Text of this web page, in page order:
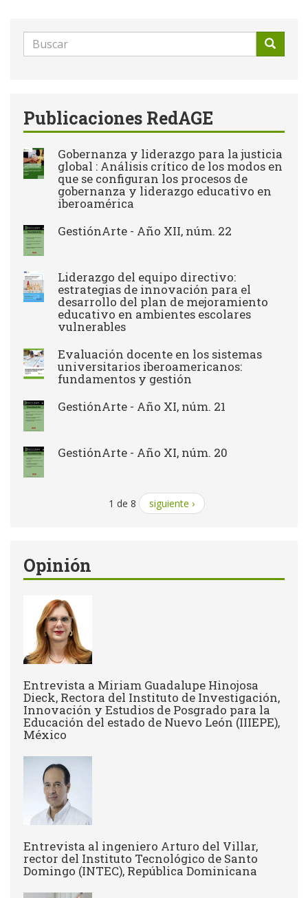
Formulario
de
Publicaciones RedAGE
Gobernanza y liderazgo para la justicia
global : Análisis crítico de los modos en
que se configuran los procesos de
gobernanza y liderazgo educativo en
iberoamérica
GestiónArte - Año XII, núm. 22
Liderazgo del equipo directivo:
estrategias de innovación para el
desarrollo del plan de mejoramiento
educativo en ambientes escolares
vulnerables
Evaluación docente en los sistemas
universitarios iberoamericanos:
fundamentos y gestión
GestiónArte - Año XI, núm. 21
GestiónArte - Año XI, núm. 20
1 de 8 siguiente ›
Opinión
Entrevista a Miriam Guadalupe Hinojosa
Dieck, Rectora del Instituto de Investigación,
Innovación y Estudios de Posgrado para la
Educación del estado de Nuevo León (IIIEPE),
México
Entrevista al ingeniero Arturo del Villar,
rector del Instituto Tecnológico de Santo
Domingo (INTEC), República Dominicana